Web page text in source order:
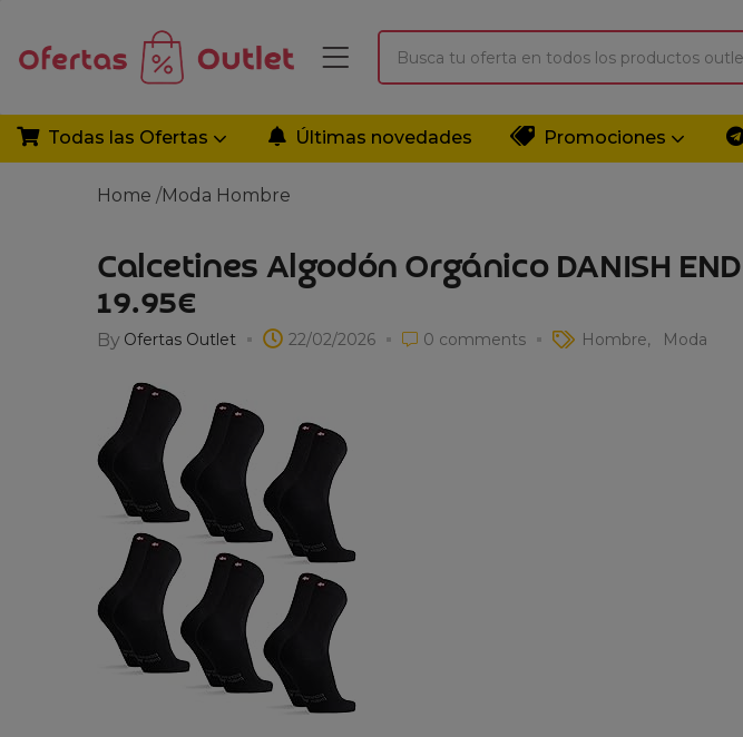
Todas las Ofertas Últimas novedades Promociones
Home /Moda Hombre
Calcetines Algodón Orgánico DANISH
19.95€
By Ofertas Outlet 22/02/2026 0 comments Hombre Moda